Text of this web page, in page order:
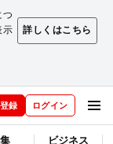
つ
示
詳しくはこちら
録 ログイン
ビジネス